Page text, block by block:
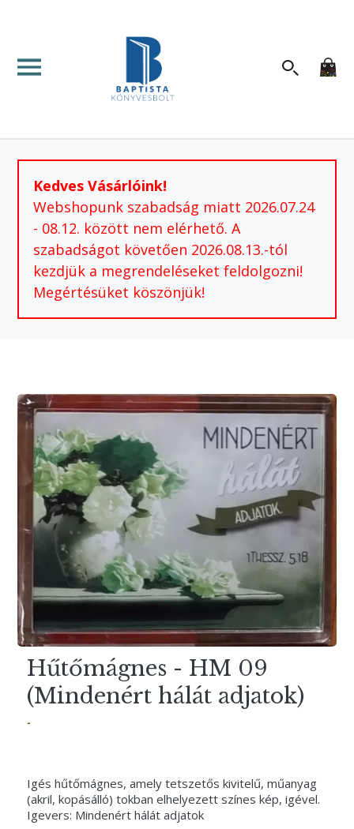
Kedves Vásárlóink!
Webshopunk szabadság miatt 2026.07.24
- 08.12. között nem elérhető. A
szabadságot követően 2026.08.13.-tól
kezdjük a megrendeléseket feldolgozni!
Megértésüket köszönjük!
Hűtőmágnes - HM 09
(Mindenért hálát adjatok)
-
Igés hűtőmágnes, amely tetszetős kivitelű, műanyag
(akril, kopásálló) tokban elhelyezett színes kép, igével.
Igevers: Mindenért hálát adjatok